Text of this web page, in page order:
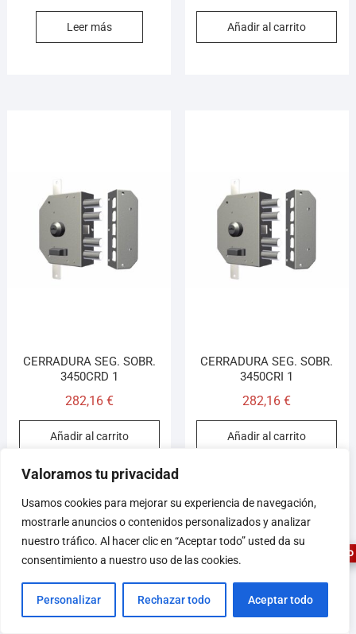
Valoramos tu privacidad
Usamos cookies para mejorar su experiencia de navegación,
mostrarle anuncios o contenidos personalizados y analizar
nuestro tráfico. Al hacer clic en “Aceptar todo” usted da su
consentimiento a nuestro uso de las cookies.
Personalizar Rechazar todo Aceptar todo
Leer más Añadir al carrito
CERRADURA SEG. SOBR.
3450CRD 1
282,16 €
Añadir al carrito
CERRADURA SEG. SOBR.
3450CRI 1
282,16€
Añadir al carrito
ASESOR FERRETERO